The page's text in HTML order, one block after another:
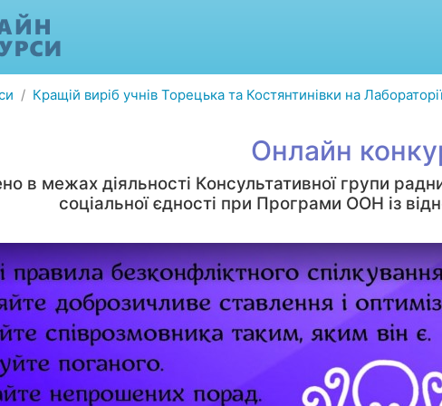
Кращій виріб учнів Торецька та Костянтинівки на
Онлайн
в межах діяльності Консультативної групи
соціальної єдності при Програми ООН із